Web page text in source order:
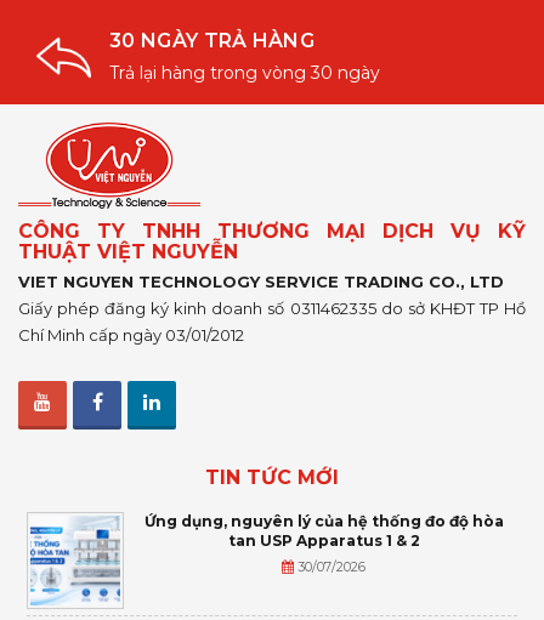
30 NGÀY TRẢ HÀNG
Trả lại hàng trong vòng 30 ngày
CÔNG TY TNHH THƯƠNG MẠI DỊCH VỤ KỸ
THUẬT VIỆT NGUYỄN
VIET NGUYEN TECHNOLOGY SERVICE TRADING CO., LTD
Giấy phép đăng ký kinh doanh số 0311462335 do sở KHĐT TP Hồ
Chí Minh cấp ngày 03/01/2012
TIN TỨC MỚI
Ứng dụng, nguyên lý của hệ thống đo độ hòa
tan USP Apparatus 1 & 2
30/07/2026